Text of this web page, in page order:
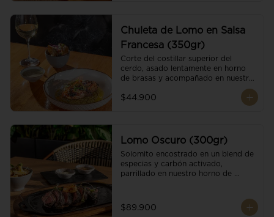
Chuleta de Lomo en Salsa
Francesa (350gr)
Corte del costillar superior del
cerdo, asado lentamente en horno
de brasas y acompañado en nuestra
$44.900
Lomo Oscuro (300gr)
Solomito encostrado en un blend de
especias y carbón activado,
parrillado en nuestro horno de
mantequilla de ajo y pimientos.
Acompañado de salsa criolla y una
$89.900